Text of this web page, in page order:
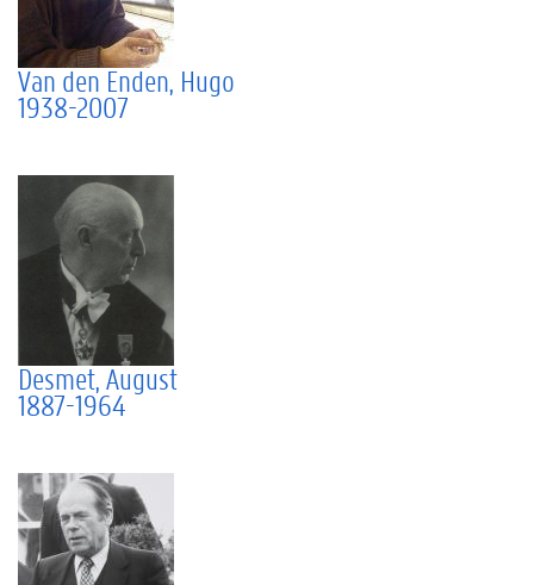
Van den Enden, Hugo
1938-2007
Desmet, August
1887-1964